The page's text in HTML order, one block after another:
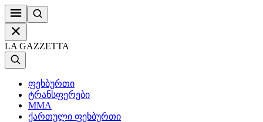
LA GAZZETTA
ფეხბურთი
ტრანსფერები
MMA
ქართული ფეხბურთი